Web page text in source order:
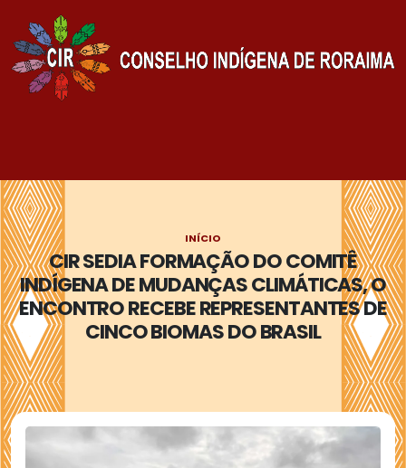
CIR SEDIA FORMAÇÃO DO COMITÊ
INDÍGENA DE MUDANÇAS CLIMÁTICAS, O
ENCONTRO RECEBE REPRESENTANTES DE
CINCO BIOMAS DO BRASIL
INÍCIO